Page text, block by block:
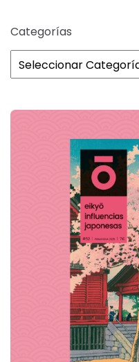
Categorías